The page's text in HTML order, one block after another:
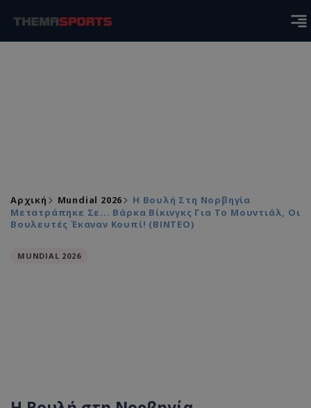
Αρχική Mundial 2026
Η Βουλή Στη Νορβηγία
Μετατράπηκε Σε... Βάρκα Βίκινγκς Για Το Μουντιάλ, Οι
Βουλευτές Έκαναν Κουπί! (ΒΙΝΤΕΟ)
MUNDIAL 2026